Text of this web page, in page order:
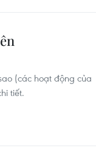
(các hoạt động của
tiết.